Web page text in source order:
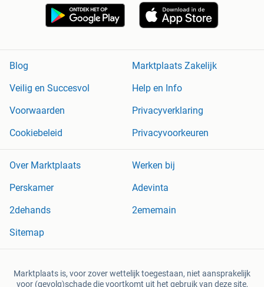
Blog
Marktplaats Zakelijk
Veilig en Succesvol
Help en Info
Voorwaarden
Privacyverklaring
Cookiebeleid
Privacyvoorkeuren
Over Marktplaats
Werken bij
Perskamer
Adevinta
2dehands
2ememain
Sitemap
Marktplaats is, voor zover wettelijk toegestaan, niet aansprakelijk
voor (gevolg)schade die voortkomt uit het gebruik van deze site,